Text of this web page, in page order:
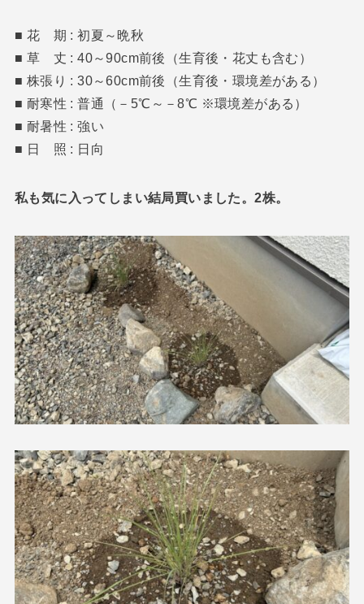
■ 花 期 : 初夏～晩秋
■ 草 丈 : 40～90cm前後（生育後・花丈も含む）
■ 株張り : 30～60cm前後（生育後・環境差がある）
■ 耐寒性 : 普通（－5℃～－8℃ ※環境差がある）
■ 耐暑性 : 強い
■ 日 照 : 日向
私も気に入ってしまい結局買いました。2株。